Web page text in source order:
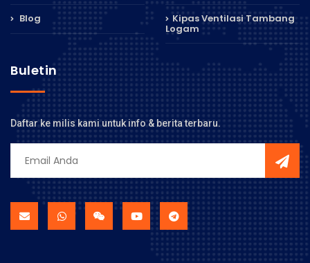
Blog Kipas Ventilasi Tambang
Logam
Buletin
Daftar ke milis kami untuk info & berita terbaru.